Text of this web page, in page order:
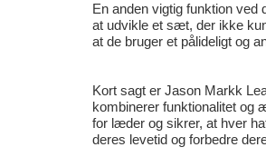
En anden vigtig funktion
at udvikle et sæt, der ikke
at de bruger et pålideligt og
Kort sagt er Jason Markk
kombinerer funktionalitet og
for læder og sikrer, at hver
deres levetid og forbedre